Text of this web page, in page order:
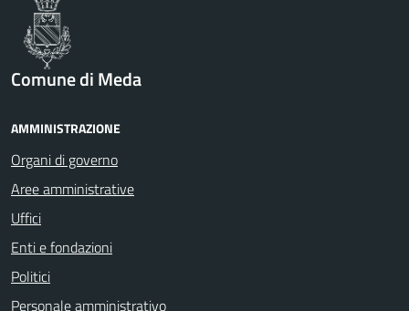
Comune di Meda
AMMINISTRAZIONE
Organi di governo
Aree amministrative
Uffici
Enti e fondazioni
Politici
Personale amministrativo